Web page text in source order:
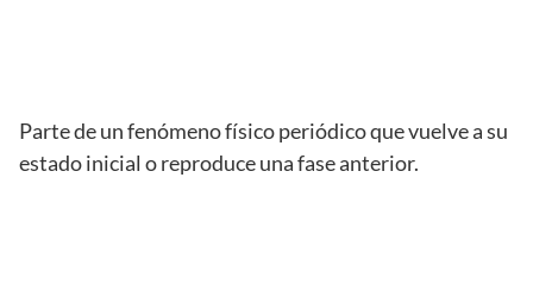
Parte de un fenómeno físico periódico que vuelve a su
estado inicial o reproduce una fase anterior.